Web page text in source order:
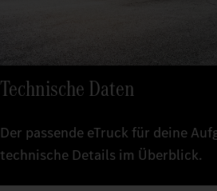
Technische Daten
Der passende eTruck für deine
technische Details im Überblick.